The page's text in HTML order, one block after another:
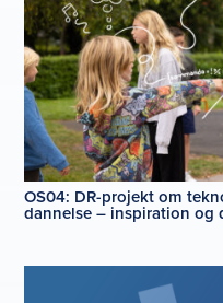
OS04: DR-projekt om
dannelse – inspiration og